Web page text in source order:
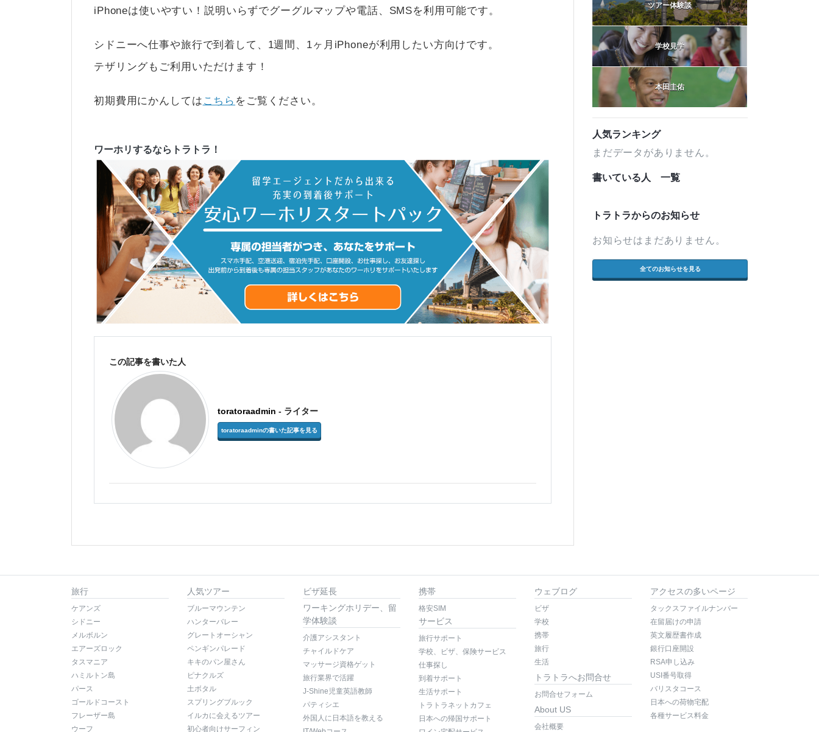
iPhoneは使いやすい！説明いらずでグーグルマップや電話、SMSを利用可能です。
シドニーへ仕事や旅行で到着して、1週間、1ヶ月iPhoneが利用したい方向けです。
テザリングもご利用いただけます！
初期費用にかんしては こちら をご覧ください。
ワーホリするならトラトラ！
この記事を書いた人
toratoraadmin - ライター
toratoraadminの書いた記事を見る
ツアー体験談
学校見学
本田圭佑
人気ランキング
まだデータがありません。
書いている人 一覧
トラトラからのお知らせ
お知らせはまだありません。
全てのお知らせを見る
旅行
ケアンズ
シドニー
メルボルン
エアーズロック
タスマニア
ハミルトン島
パース
ゴールドコースト
フレーザー島
ウーフ
人気ツアー
ブルーマウンテン
ハンターバレー
グレートオーシャン
ペンギンパレード
キキのパン屋さん
ピナクルズ
土ボタル
スプリングブルック
イルカに会えるツアー
初心者向けサーフィン
ビザ延長
ワーキングホリデー、留
学体験談
介護アシスタント
チャイルドケア
マッサージ資格ゲット
旅行業界で活躍
J-Shine児童英語教師
パティシエ
外国人に日本語を教える
携帯
格安SIM
サービス
旅行サポート
学校、ビザ、保険サービス
仕事探し
到着サポート
生活サポート
トラトラネットカフェ
日本への帰国サポート
ウェブログ
ビザ
学校
携帯
旅行
生活
トラトラへお問合せ
お問合せフォーム
About US
会社概要
アクセスの多いページ
タックスファイルナンバー
在留届けの申請
英文履歴書作成
銀行口座開設
RSA申し込み
USI番号取得
バリスタコース
日本への荷物宅配
各種サービス料金